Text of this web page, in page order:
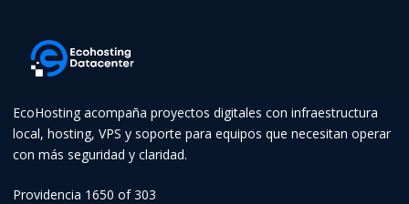
EcoHosting acompaña proyectos digitales con infraestructura
local, hosting, VPS y soporte para equipos que necesitan operar
con más seguridad y claridad.
Providencia 1650 of 303